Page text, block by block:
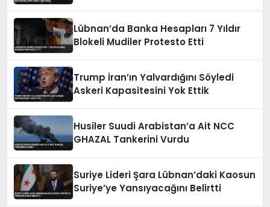
Lübnan’da Banka Hesapları 7 Yıldır
Blokeli Mudiler Protesto Etti
Trump İran’ın Yalvardığını Söyledi
Askeri Kapasitesini Yok Ettik
Husiler Suudi Arabistan’a Ait NCC
GHAZAL Tankerini Vurdu
Suriye Lideri Şara Lübnan’daki Kaosun
Suriye’ye Yansıyacağını Belirtti